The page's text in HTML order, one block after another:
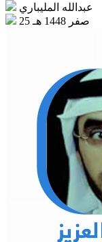
عبدالله المليباري
25 صفر 1448 هـ